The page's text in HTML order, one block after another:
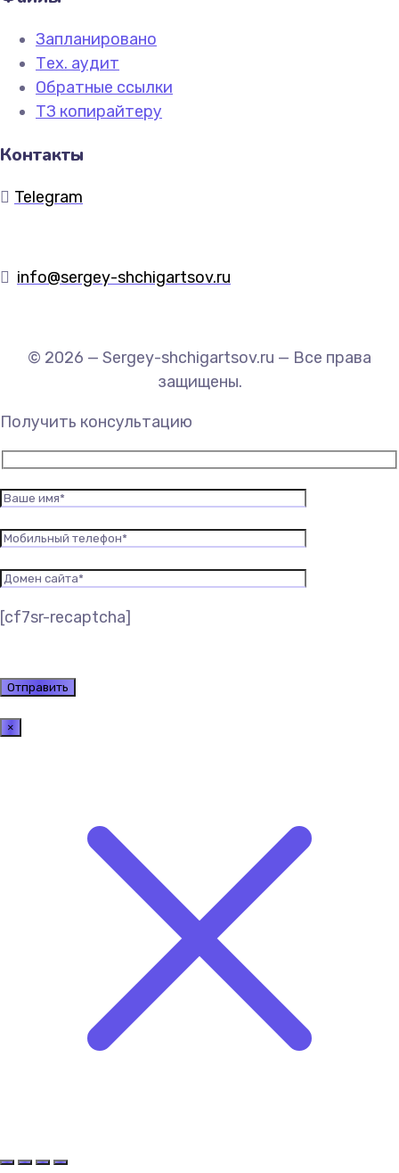
Запланировано
Тех. аудит
Обратные ссылки
ТЗ копирайтеру
Контакты
Telegram
info@sergey-shchigartsov.ru
© 2026 — Sergey-shchigartsov.ru — Все права
защищены.
Получить консультацию
[cf7sr-recaptcha]
×